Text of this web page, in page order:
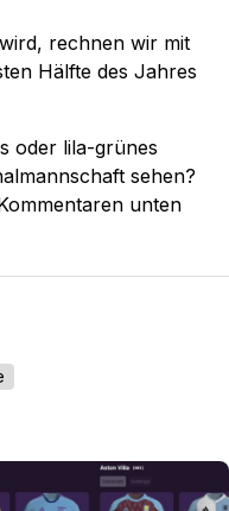
rechnen wir mit
Hälfte des Jahres
oder lila-grünes
sehen?
unten